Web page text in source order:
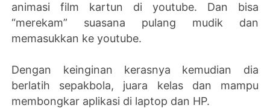
animasi film kartun di youtube. Dan bisa
“merekam” suasana pulang mudik dan
memasukkan ke youtube.
Dengan keinginan kerasnya kemudian dia
berlatih sepakbola, juara kelas dan mampu
membongkar aplikasi di laptop dan HP.